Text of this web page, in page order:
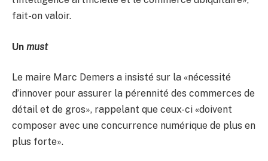
fait-on valoir.
Un must
Le maire Marc Demers a insisté sur la «nécessité
d’innover pour assurer la pérennité des commerces de
détail et de gros», rappelant que ceux-ci «doivent
composer avec une concurrence numérique de plus en
plus forte».